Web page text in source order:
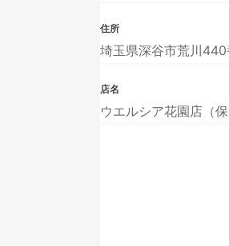
住所
埼玉県深谷市荒川
店名
ウエルシア花園店（保